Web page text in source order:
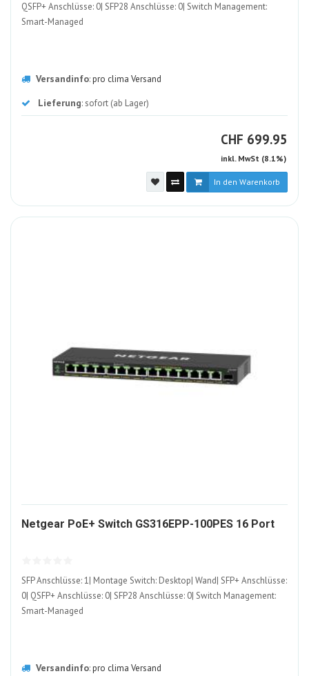
QSFP+ Anschlüsse: 0| SFP28 Anschlüsse: 0| Switch Management:
Smart-Managed
Versandinfo:pro clima Versand
Lieferung: sofort (ab Lager)
CHF CHF
699.95
inkl. MwSt (8.1%)
In den Warenkorb
Netgear PoE+ Switch GS316EPP-100PES 16 Port
SFP Anschlüsse: 1| Montage Switch: Desktop| Wand| SFP+ Anschlüsse:
0| QSFP+ Anschlüsse: 0| SFP28 Anschlüsse: 0| Switch Management:
Smart-Managed
Versandinfo:pro clima Versand